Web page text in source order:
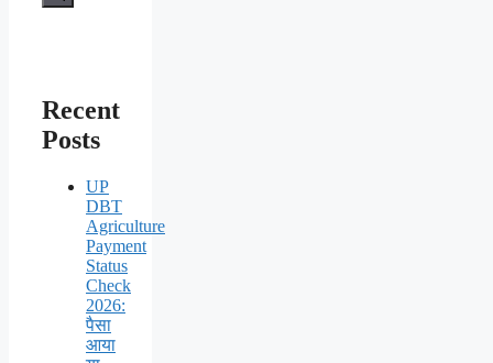
Recent
Posts
UP
DBT
Agriculture
Payment
Status
Check
2026:
पैसा
आया